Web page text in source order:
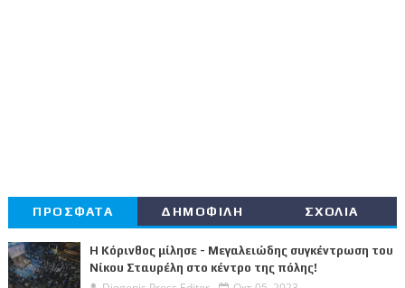
ΠΡΟΣΦΑΤΑ ΔΗΜΟΦΙΛΗ ΣΧΟΛΙΑ
Η Κόρινθος μίλησε - Μεγαλειώδης συγκέντρωση του
Νίκου Σταυρέλη στο κέντρο της πόλης!